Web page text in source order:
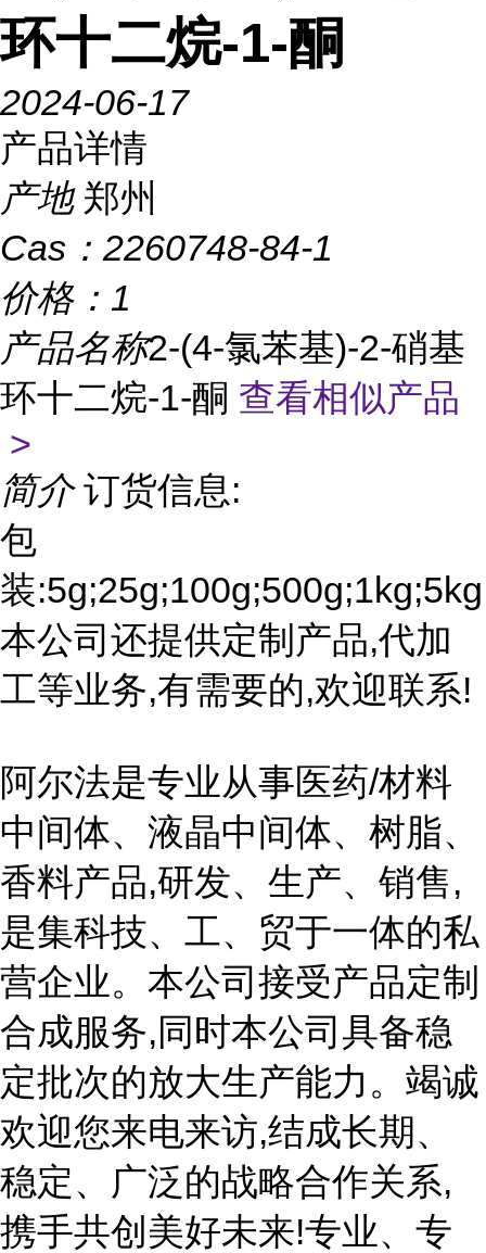
环十二烷-1-酮
2024-06-17
产品详情
产地 郑州
Cas： 2260748-84-1
价格： 1
产品名称2-(4-氯苯基)-2-硝基
环十二烷-1-酮 查看相似产品
>
简介 订货信息:
包
装:5g;25g;100g;500g;1kg;5kg
本公司还提供定制产品,代加
工等业务,有需要的,欢迎联系!
阿尔法是专业从事医药/材料
中间体、液晶中间体、树脂、
香料产品,研发、生产、销售,
是集科技、工、贸于一体的私
营企业。本公司接受产品定制
合成服务,同时本公司具备稳
定批次的放大生产能力。竭诚
欢迎您来电来访,结成长期、
稳定、广泛的战略合作关系,
携手共创美好未来!专业、专